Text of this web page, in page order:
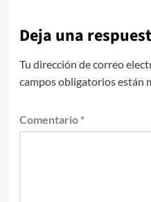
Deja una
Tu dirección de correo
campos obligatorios están
Comentario *